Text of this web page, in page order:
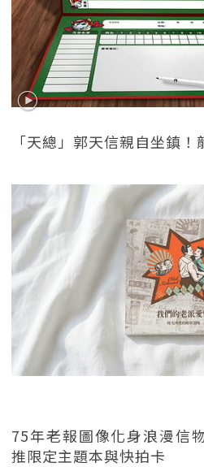
「天總」郭天信親自坐鎮！
75年老報圖像化身浪漫信
推限定主題本與快拍卡